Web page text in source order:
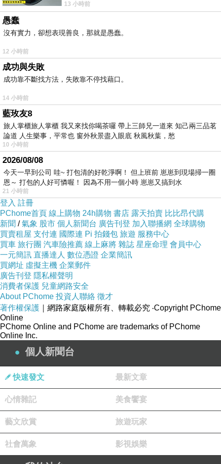
耳機評語：非常有特色，值得喜愛美型工
13 小時前
愚蠢
沒有實力，卻想表現善良，那就是愚蠢。
12 小時前
成功與失敗
成功靠不斷找方法，失敗靠不停找藉口。
14 小時前
藍玫友8
旅人掌櫃旅人掌櫃 我又來找你喝茶囉 帶上三師兄一道來 知己兩三品茗
論道 人生樂事，平常也 窗外秋景盡入眼底 秋風秋葉，愁
10 小時前
2026/08/08
今天一早到公司 哇~ 打包清的好乾淨啊！ 但上班前 崽崽到現場掃一圈
恩～ 打包的人好可憐喔！ 因為不用一個小時 崽崽又搞到水
21 小時前
登入 註冊
PChome首頁 線上購物 24h購物 書店 露天拍賣 比比昂代購
新聞 /氣象 股市 個人新聞台 廣告刊登 加入聯播網 全球購物
買賣租屋 支付連 國際連 Pi 拍錢包 旅遊 服務中心
買車 旅行團 汽車險推薦 線上麻將 雜誌 星座命理 會員中心
一元簡訊 直播達人 數位憑證 企業簡訊
買網址 虛擬主機 企業郵件
廣告刊登 隱私權聲明
消費者保護 兒童網路安全
About PChome 投資人聯絡 徵才
著作權保護 ｜網路家庭版權所有、轉載必究 ‧Copyright PChome
Online
PChome Online and PChome are trademarks of PChome
Online Inc.
個人新聞台
快速發文 最新文章
心情雜記 美食饗宴
藝文欣賞 旅遊玩家
社會萬象 影視娛樂